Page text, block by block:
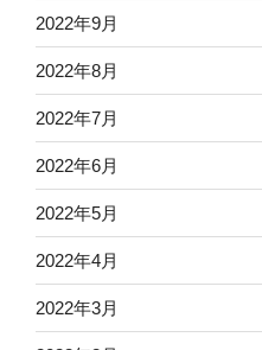
2022年9月
2022年8月
2022年7月
2022年6月
2022年5月
2022年4月
2022年3月